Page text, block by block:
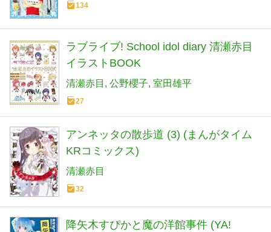
134
ラブライブ! School idol diary 清瀬赤目
イラストBOOK
清瀬赤目 公野櫻子 室田雄平
27
アンネッタの散歩道 (3) (まんがタイム
KRコミックス)
清瀬赤目
32
降矢木すぴかと魔の洋館事件 (YA!